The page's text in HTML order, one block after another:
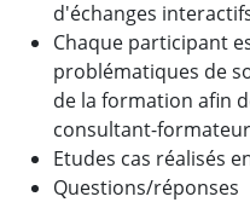
d'échanges
Chaque participant
problématiques de
de la formation afin
consultant-
Etudes cas réalisés
Questions/réponses